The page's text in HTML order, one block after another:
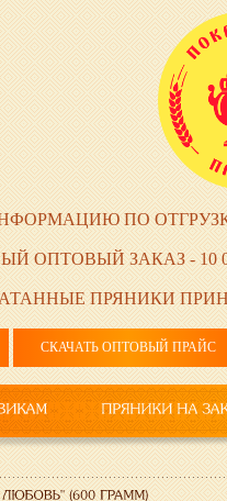
ПО
ОПТОВЫЙ ЗАКАЗ - 10
ПРЯНИКИ
СКАЧАТЬ ОПТОВЫЙ ПРАЙС